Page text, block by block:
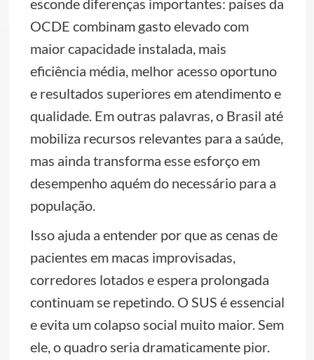
esconde diferenças importantes: países da
OCDE combinam gasto elevado com
maior capacidade instalada, mais
eficiência média, melhor acesso oportuno
e resultados superiores em atendimento e
qualidade. Em outras palavras, o Brasil até
mobiliza recursos relevantes para a saúde,
mas ainda transforma esse esforço em
desempenho aquém do necessário para a
população.
Isso ajuda a entender por que as cenas de
pacientes em macas improvisadas,
corredores lotados e espera prolongada
continuam se repetindo. O SUS é essencial
e evita um colapso social muito maior. Sem
ele, o quadro seria dramaticamente pior.